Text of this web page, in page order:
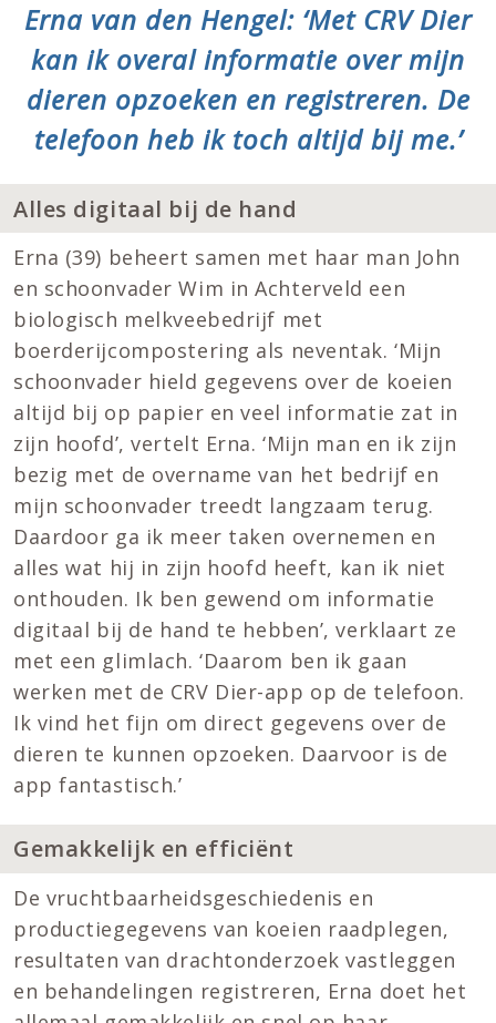
Erna van den Hengel: ‘Met CRV Dier
kan ik overal informatie over mijn
dieren opzoeken en registreren. De
telefoon heb ik toch altijd bij me.’
Alles digitaal bij de hand
Erna (39) beheert samen met haar man John
en schoonvader Wim in Achterveld een
biologisch melkveebedrijf met
boerderijcompostering als neventak. ‘Mijn
schoonvader hield gegevens over de koeien
altijd bij op papier en veel informatie zat in
zijn hoofd’, vertelt Erna. ‘Mijn man en ik zijn
bezig met de overname van het bedrijf en
mijn schoonvader treedt langzaam terug.
Daardoor ga ik meer taken overnemen en
alles wat hij in zijn hoofd heeft, kan ik niet
onthouden. Ik ben gewend om informatie
digitaal bij de hand te hebben’, verklaart ze
met een glimlach. ‘Daarom ben ik gaan
werken met de CRV Dier-app op de telefoon.
Ik vind het fijn om direct gegevens over de
dieren te kunnen opzoeken. Daarvoor is de
app fantastisch.’
Gemakkelijk en efficiënt
De vruchtbaarheidsgeschiedenis en
productiegegevens van koeien raadplegen,
resultaten van drachtonderzoek vastleggen
en behandelingen registreren, Erna doet het